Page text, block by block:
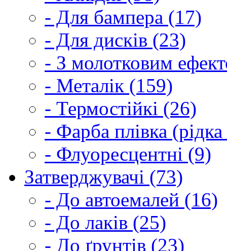
- Для бампера (17)
- Для дисків (23)
- З молотковим
- Металік (159)
- Термостійкі (26)
- Фарба плівка
- Флуоресцентні (9)
Затверджувачі (73)
- До автоемалей (16)
- До лаків (25)
- До ґрунтів (23)